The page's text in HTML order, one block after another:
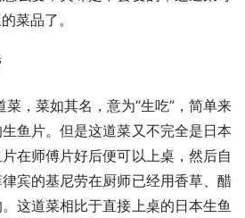
菜品了。
，菜如其名，意为“生吃”，简单来
鱼片。但是这道菜又不完全是日本
在师傅片好后便可以上桌，然后自
宾的基尼劳在厨师已经用香草、醋
这道菜相比于直接上桌的日本生鱼